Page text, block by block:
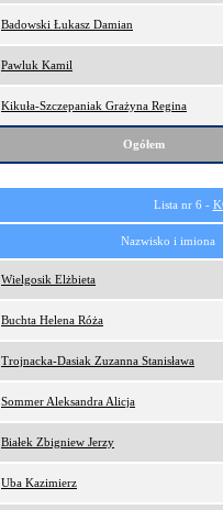
Badowski Łukasz Damian
Pawluk Kamil
Kikuła-Szczepaniak Grażyna Regina
Ogółem
Lista nr 6 -
Nazwisko i imiona
Wielgosik Elżbieta
Buchta Helena Róża
Trojnacka-Dasiak Zuzanna Stanisława
Sommer Aleksandra Alicja
Białek Zbigniew Jerzy
Uba Kazimierz